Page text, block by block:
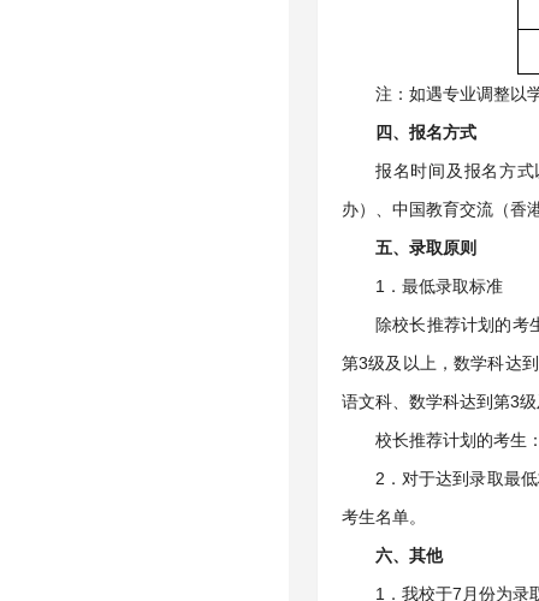
注：如遇专业调整以
四、 报名方式
报名时间及报名方
办）、中国教育交流（香
五、录取原则
1．最低录取标准
除校长推荐计划的考
第3级及以上，数学科达
语文科、数学科达到第3
校长推荐计划的考生
2．对于达到录取最
考生名单。
六、 其他
1．我校于7月份为录